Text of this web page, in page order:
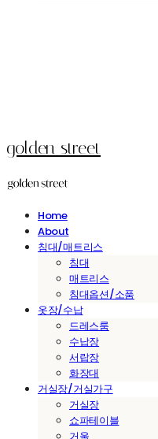
golden street
Home
About
침대/매트리스
침대
매트리스
침대옵션/소품
옷장/수납
드레스룸
수납장
서랍장
화장대
거실장/거실가구
거실장
쇼파테이블